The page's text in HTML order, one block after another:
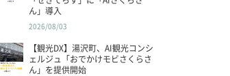
ん」導入
2026/08/03
【観光DX】湯沢町、AI観光コンシ
ェルジュ「おでかけモビさくらさ
ん」を提供開始